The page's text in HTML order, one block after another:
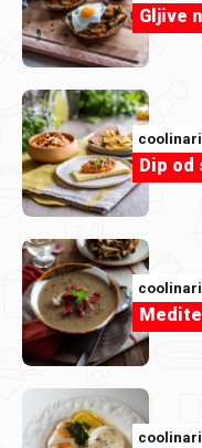
coolinarika
Sladoledni
Gljive
Dip od